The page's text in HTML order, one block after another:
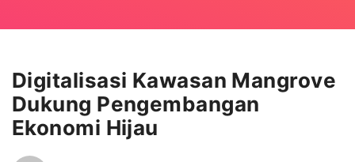
Digitalisasi Kawasan Mangrove
Dukung Pengembangan
Ekonomi Hijau